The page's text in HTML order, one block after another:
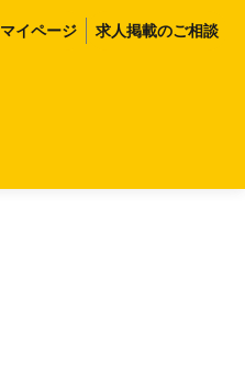
マイページ 求人掲載のご相談